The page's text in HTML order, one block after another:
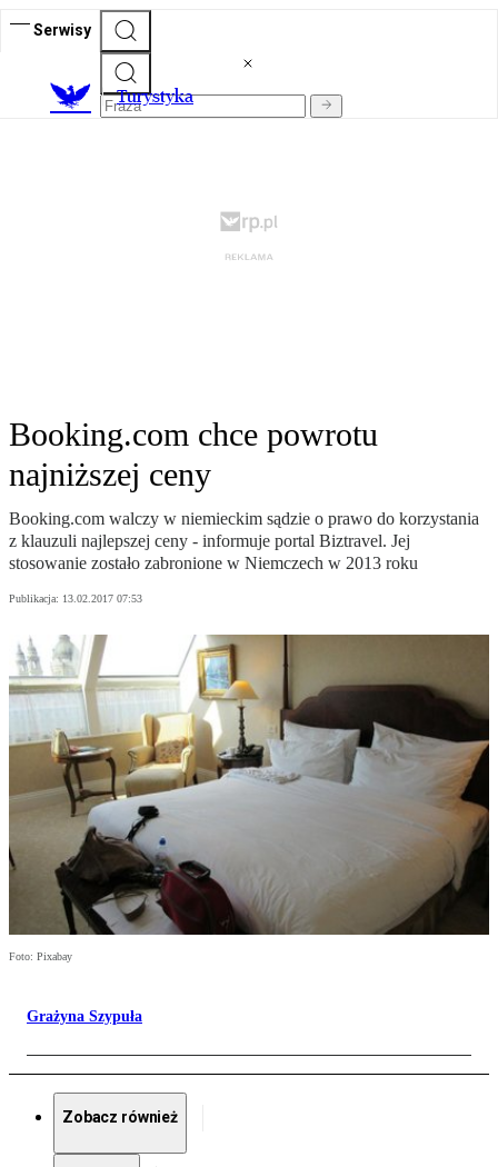
Serwisy
Turystyka
Booking.com chce powrotu
najniższej ceny
Booking.com walczy w niemieckim sądzie o prawo do korzystania
z klauzuli najlepszej ceny - informuje portal Biztravel. Jej
stosowanie zostało zabronione w Niemczech w 2013 roku
Publikacja: 13.02.2017 07:53
Foto: Pixabay
Grażyna Szypuła
Zobacz również